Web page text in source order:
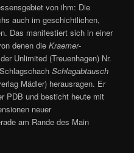
von ihm: Die
auch im geschichtlichen,
Das manifestiert sich in einer
denen dieKraemer-
Unlimited (Treuenhagen) Nr.
Schlagabtausch
Mädler) herausragen. Er
PDB und besticht heute mit
neuer
am Rande des Main